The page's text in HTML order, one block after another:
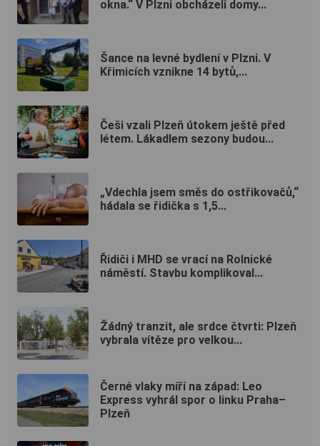
okna.“ V Plzni obcházeli domy...
Šance na levné bydlení v Plzni. V
Křimicích vznikne 14 bytů,...
Češi vzali Plzeň útokem ještě před
létem. Lákadlem sezony budou...
„Vdechla jsem směs do ostřikovačů,“
hádala se řidička s 1,5...
Řidiči i MHD se vrací na Rolnické
náměstí. Stavbu komplikoval...
Žádný tranzit, ale srdce čtvrti: Plzeň
vybrala vítěze pro velkou...
Černé vlaky míří na západ: Leo
Express vyhrál spor o linku Praha–
Plzeň